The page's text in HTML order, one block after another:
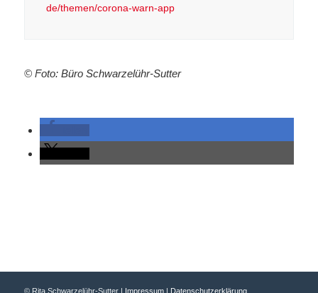
de/themen/corona-warn-app
© Foto: Büro Schwarzelühr-Sutter
© Rita Schwarzelühr-Sutter | Impressum| Datenschutzerklärung